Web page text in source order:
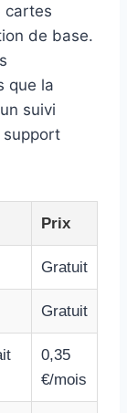
cartes
de base.
que la
suivi
support
Prix
Gratuit
Gratuit
0,35
€/mois